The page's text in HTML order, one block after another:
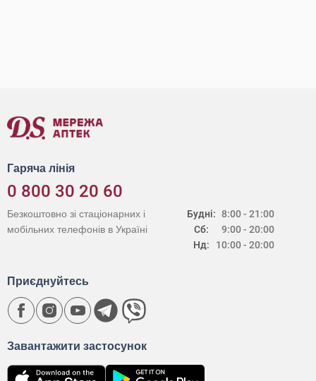
Гаряча лінія
0 800 30 20 60
Будні:
Сб:
Нд:
8:00 - 21:00
9:00 - 20:00
10:00 - 20:00
Безкоштовно зі стаціонарних і
мобільних телефонів в Україні
Завантажити застосунок
Приєднуйтесь